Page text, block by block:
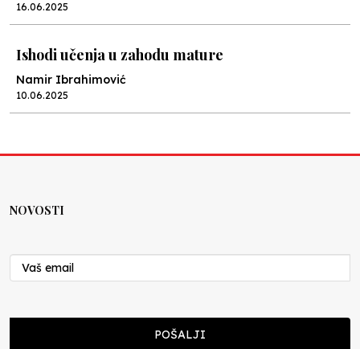
16.06.2025
Ishodi učenja u zahodu mature
Namir Ibrahimović
10.06.2025
Nenad Veličković
29.10.2024
Cuke i djeca
NOVOSTI
POŠALJI